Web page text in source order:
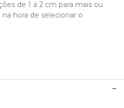
de 1 á 2 cm para mais ou
hora de selecionar o